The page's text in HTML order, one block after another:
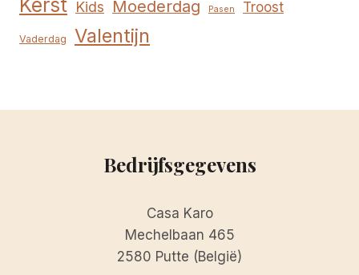
Kids Moederdag Pasen Troost
Vaderdag Valentijn
Bedrijfsgegevens
Casa Karo
Mechelbaan 465
2580 Putte (België)